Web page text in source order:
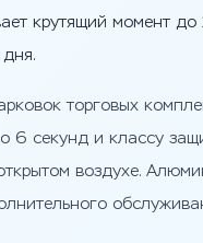
крутящий момент
торговых
6 секунд и классу
воздухе.